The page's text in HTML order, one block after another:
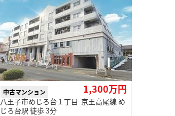
中古マンション 1,300万円
八王子市めじろ台１丁目 京王高尾線 め
じろ台駅 徒歩 3分